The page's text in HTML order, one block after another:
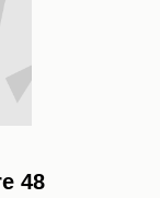
48